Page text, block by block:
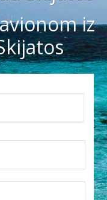
iz